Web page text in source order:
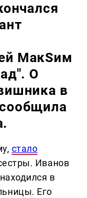
МакSим
О
в
стало
Иванов
в
Его